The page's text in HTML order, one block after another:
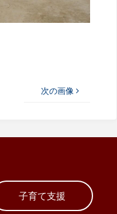
次の画像
子育て支援